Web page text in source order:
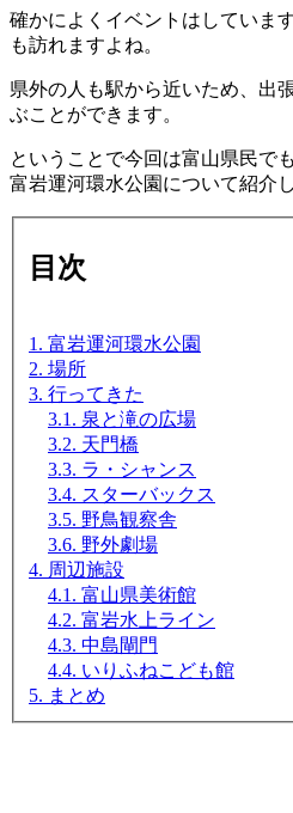
確かによくイベントはしていま
も訪れますよね。
県外の人も駅から近いため、出
ぶことができます。
ということで今回は富山県民で
富岩運河環水公園について紹介
目次
1. 富岩運河環水公園
2. 場所
3. 行ってきた
3.1. 泉と滝の広場
3.2. 天門橋
3.3. ラ・シャンス
3.4. スターバックス
3.5. 野鳥観察舎
3.6. 野外劇場
4. 周辺施設
4.1. 富山県美術館
4.2. 富岩水上ライン
4.3. 中島閘門
4.4. いりふねこども館
5. まとめ